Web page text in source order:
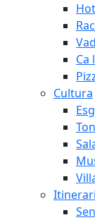
Ca
Cultura